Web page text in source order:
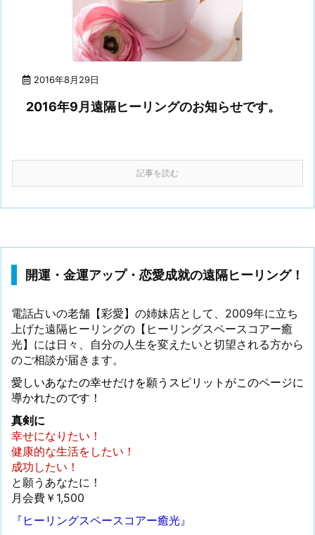
2016年8月29日
2016年9月遠隔ヒーリングのお知らせです。
記事を読む
開運・金運アップ・恋愛成就の遠隔ヒーリング！
電話占いの老舗【彩愛】の姉妹店として、2009年に立ち
上げた遠隔ヒーリングの【ヒーリングスペースコアー癒
光】には日々、自分の人生を変えたいと切望される方から
のご相談が届きます。
愛しいあなたの幸せだけを願うスピリットがこのページに
導かれたのです！
真剣に
幸せになりたい！
健康的な生活をしたい！
成功したい！
と願うあなたに！
月会費￥1,500
『ヒーリングスペースコアー癒光』